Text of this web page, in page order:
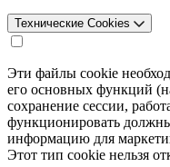
Технические Cookies
Эти файлы cookie
его основных функций
сохранение сессии,
функционировать
информацию для
Этот тип cookie нельзя